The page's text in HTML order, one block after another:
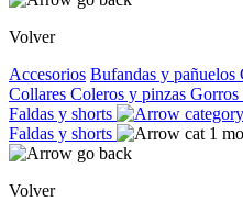
Volver
Accesorios Bufandas y pañuelos
Collares Coleros y pinzas Gorros
Faldas y shorts
Faldas y shorts
Volver